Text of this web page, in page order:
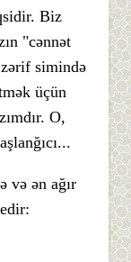
Biz
"cənnət
simində
üçün
O,
və ən ağır